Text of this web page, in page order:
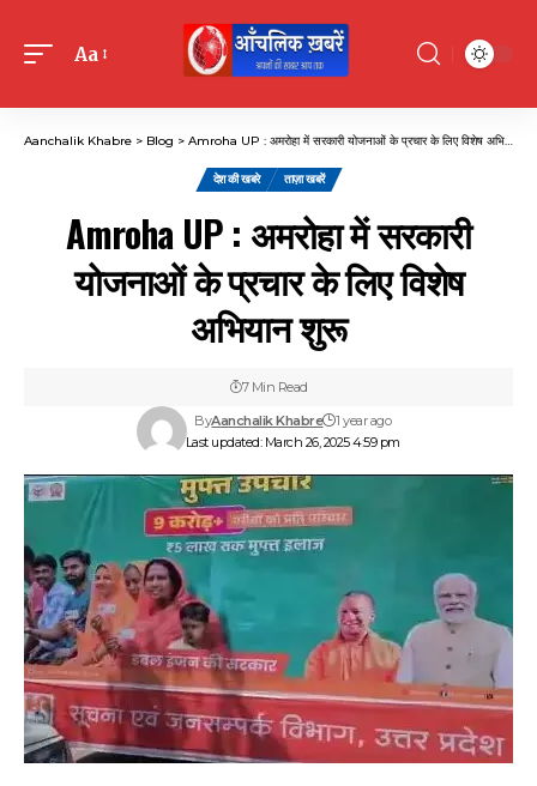
Font
Aa
Aanchalik Khabre > Blog > Amroha UP : अमरोहा में सरकारी योजनाओं के प्रचार के लिए विशेष अभियान शुरू
देश की खबरे ताज़ा खबरें
Amroha UP : अमरोहा में सरकारी
योजनाओं के प्रचार के लिए विशेष
अभियान शुरू
Last updated: March 26, 2025 4:59 pm
ByAanchalik Khabre 1 year ago
7 Min Read